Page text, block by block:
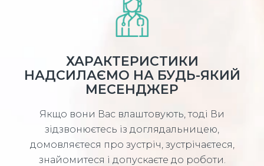
ХАРАКТЕРИСТИКИ
НАДСИЛАЄМО НА БУДЬ-ЯКИЙ
МЕСЕНДЖЕР
Якщо вони Вас влаштовують, тоді Ви
зідзвонюєтесь із доглядальницею,
домовляєтеся про зустріч, зустрічаєтеся,
знайомитеся і допускаєте до роботи.